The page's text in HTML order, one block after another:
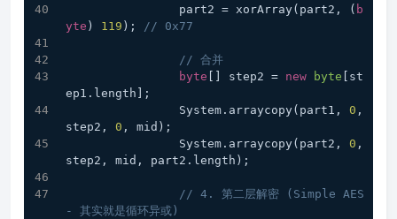
                part2 = xorArray(part2, (
b
yte ) 119 ); // 0x77
// 合并
byte [] step2 = new byte [st
ep1.length];
                System.arraycopy(part1,
0 ,
step2, 0 , mid);
                System.arraycopy(part2,
0 ,
step2, mid, part2.length);
// 4. 第二层解密 (Simple AES
- 其实就是循环异或)